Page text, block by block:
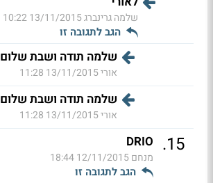
שלמה גרינברג13/11/2015 10:22
הגב לתגובה זו
שלמה תודה ושבת שלום
אורי13/11/2015 11:28
שלמה תודה ושבת שלום
אורי13/11/2015 11:28
15
.
DRIO
מנחם12/11/2015 18:44
הגב לתגובה זו